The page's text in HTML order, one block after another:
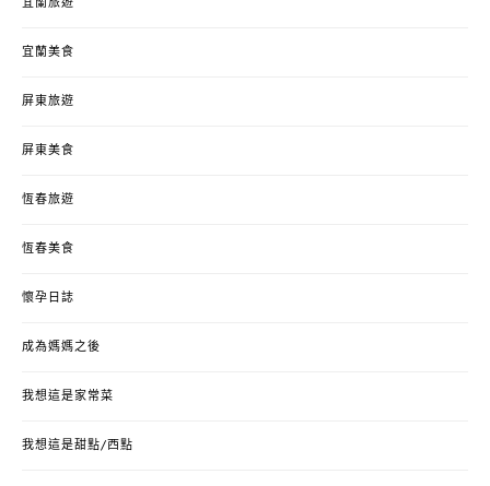
宜蘭旅遊
宜蘭美食
屏東旅遊
屏東美食
恆春旅遊
恆春美食
懷孕日誌
成為媽媽之後
我想這是家常菜
我想這是甜點/西點